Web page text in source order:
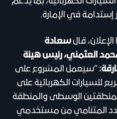
إستدامة في الإمارة.
قالسعادة
العثمني، رئيس هيئة
“سيعمل المشروع على
100 شاحن سريع للسيارات الكهربائية على
الوسطى والمنطقة
المتنامي من مستخدمي